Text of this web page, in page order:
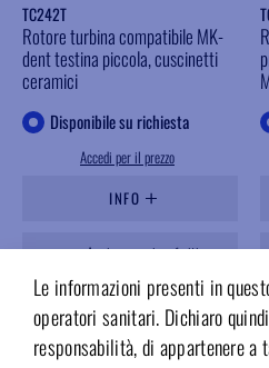
Le informazioni presenti in
operatori sanitari. Dichiaro
responsabilità, di appartenere a
TC242T
Rotore turbina compatibile MK-
dent testina piccola, cuscinetti
ceramici
Disponibile su richiesta
Accedi per il prezzo
INFO
Aggiungere ai preferiti